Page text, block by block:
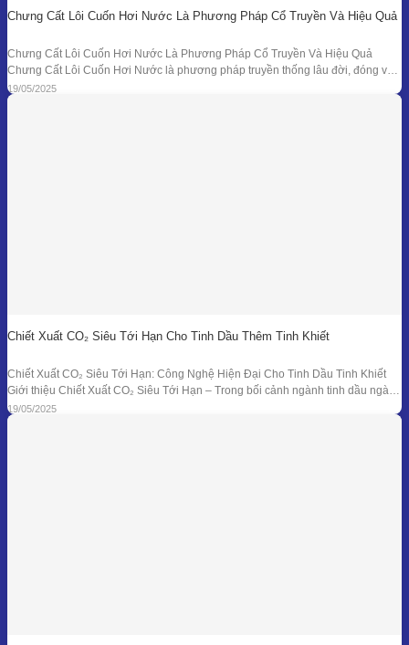
Chưng Cất Lôi Cuốn Hơi Nước Là Phương Pháp Cổ Truyền Và Hiệu Quả
Chưng Cất Lôi Cuốn Hơi Nước Là Phương Pháp Cổ Truyền Và Hiệu Quả
Chưng Cất Lôi Cuốn Hơi Nước là phương pháp truyền thống lâu đời, đóng vai
trò nền tảng trong ngành chiết xuất tinh dầu thiên nhiên. Từ những nồi đồng thủ
công ở các làng nghề cho đến hệ thống chưng
19/05/2025
Chiết Xuất CO₂ Siêu Tới Hạn Cho Tinh Dầu Thêm Tinh Khiết
Chiết Xuất CO₂ Siêu Tới Hạn: Công Nghệ Hiện Đại Cho Tinh Dầu Tinh Khiết
Giới thiệu Chiết Xuất CO₂ Siêu Tới Hạn – Trong bối cảnh ngành tinh dầu ngày
càng đồi hỏi cao về độ tinh khiết, tính an toàn và hiệu quả sinh học, phương
pháp chiết xuất bằng CO₂ siêu tới
19/05/2025